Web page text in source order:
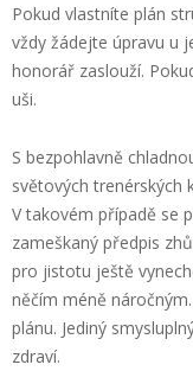
Pokud vlastníte plán
vždy žádejte úpravu u
honorář zaslouží.
uši.
S bezpohlavně
světových trenérských
V takovém případě se
zameškaný předpis
pro jistotu ještě
něčím méně
plánu. Jediný
zdraví.